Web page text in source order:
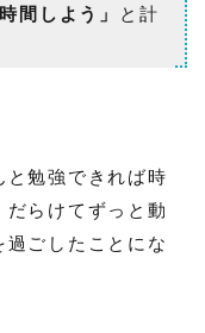
間しよう」
と計
勉強できれば時
らけてずっと動
ごしたことにな